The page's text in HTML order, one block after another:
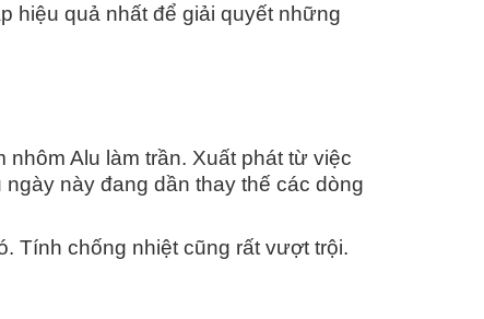
hiệu quả nhất để giải quyết những
Alu làm trần. Xuất phát từ việc
này đang dần thay thế các dòng
Tính chống nhiệt cũng rất vượt trội.